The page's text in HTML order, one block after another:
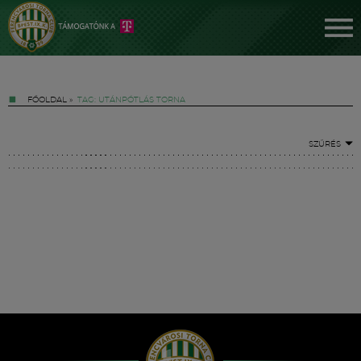
FŐOLDAL » TAG: UTÁNPÓTLÁS TORNA
SZŰRÉS
Hírek